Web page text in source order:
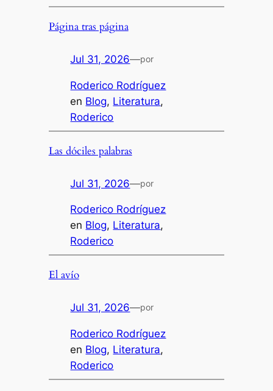
Página tras página
Jul 31, 2026—por
Roderico Rodríguez
en Blog, Literatura
Roderico
Las dóciles palabras
Jul 31, 2026—por
Roderico Rodríguez
en Blog, Literatura
Roderico
El avío
Jul 31, 2026—por
Roderico Rodríguez
en Blog, Literatura
Roderico